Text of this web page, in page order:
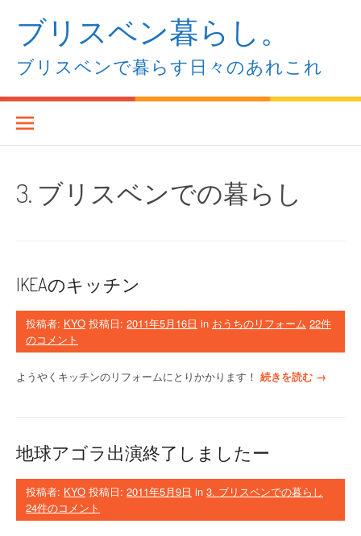
ス
ブリスベン暮らし。
ブリスベンで暮らす日々のあれこれ
3. ブリスベンでの暮らし
IKEAのキッチン
投稿者: KYO 投稿日: 2011年5月16日 in おうちのリフォーム 22件
のコメント
ようやくキッチンのリフォームにとりかかります！ 続きを読む “
ッ
ン
→
地球アゴラ出演終了しましたー
投稿者: KYO 投稿日: 2011年5月9日 in 3. ブリスベンでの暮らし
24件のコメント